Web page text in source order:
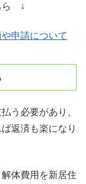
ら ↓
申請について
う必要があり、
返済も楽になり
体費用を新居住